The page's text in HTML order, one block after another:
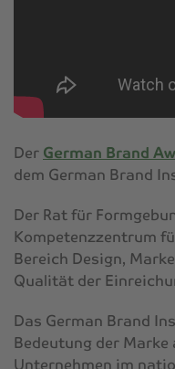
Der German Brand
dem German Brand
Der Rat für
Kompetenzzentrum
Bereich Design,
Qualität der
Das German Brand
Bedeutung der
Unternehmen im